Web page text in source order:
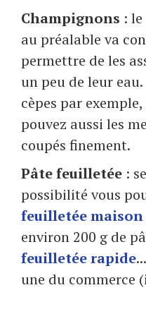
Champignons :
au préalable va
permettre de les
un peu de leur
cèpes par
pouvez aussi les
coupés finement.
Pâte feuilletée :
possibilité vous
feuilletée maison
environ 200 g de
feuilletée rapide
une du commerce